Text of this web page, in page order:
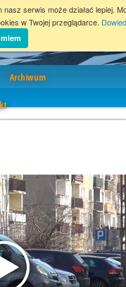
Archiwum
serwis może działać lepiej.
w Twojej przeglądarce.